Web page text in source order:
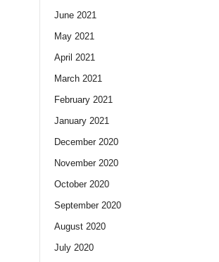
June 2021
May 2021
April 2021
March 2021
February 2021
January 2021
December 2020
November 2020
October 2020
September 2020
August 2020
July 2020